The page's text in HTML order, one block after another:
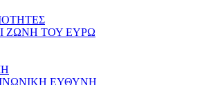
ΖΩΝΗ ΤΟΥ ΕΥΡΩ
ΕΥΘΥΝΗ